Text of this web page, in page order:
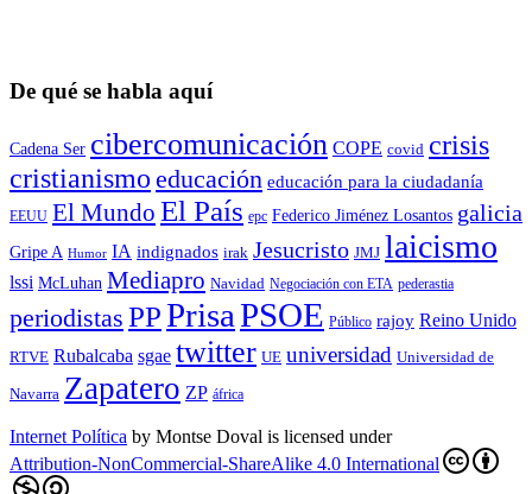
De qué se habla aquí
Cadena Ser cibercomunicación COPE covid crisis
cristianismo educación educación para la ciudadaní­a
EEUU El Mundo El País epc Federico Jiménez Losantos galicia
Gripe A Humor IA indignados irak Jesucristo JMJ laicismo
lssi McLuhan Mediapro Navidad Negociación con ETA pederastia
periodistas PPPrisaPSOE Público rajoy Reino Unido
RTVE Rubalcaba sgae twitter UE universidad Universidad de
Navarra Zapatero ZP áfrica
Internet Política by Montse Doval is licensed under
Attribution-NonCommercial-ShareAlike 4.0 International